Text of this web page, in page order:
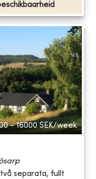
- 16000 SEK/week
separata, fullt